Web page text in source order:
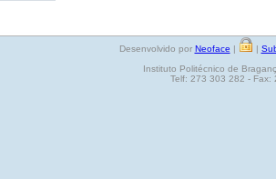
Desenvolvido por Neoface | |
Instituto Politécnico de
Telf: 273 303 282 - Fax: